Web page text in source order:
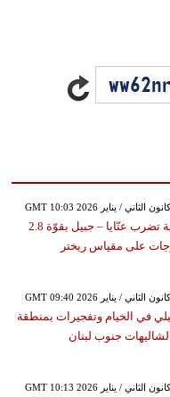
هزة أرضية تضرب عنّايا – جبيل بقوّة 2.8
على مقياس ريختر
في الخيام وتفجيرات بمنطقة
جنوب لبنان